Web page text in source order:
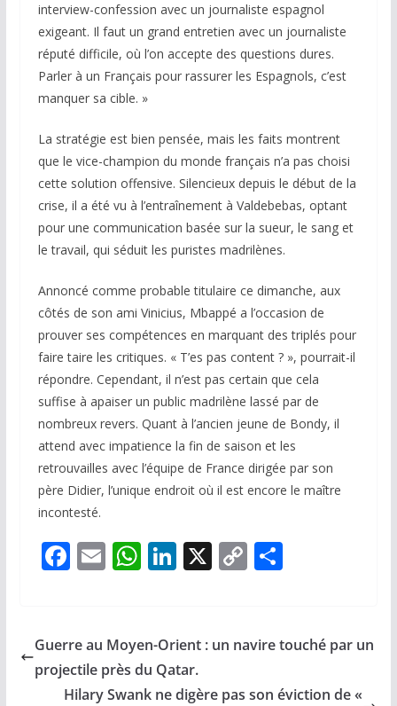
interview-confession avec un journaliste espagnol
exigeant. Il faut un grand entretien avec un journaliste
réputé difficile, où l’on accepte des questions dures.
Parler à un Français pour rassurer les Espagnols, c’est
manquer sa cible. »
La stratégie est bien pensée, mais les faits montrent
que le vice-champion du monde français n’a pas choisi
cette solution offensive. Silencieux depuis le début de la
crise, il a été vu à l’entraînement à Valdebebas, optant
pour une communication basée sur la sueur, le sang et
le travail, qui séduit les puristes madrilènes.
Annoncé comme probable titulaire ce dimanche, aux
côtés de son ami Vinicius, Mbappé a l’occasion de
prouver ses compétences en marquant des triplés pour
faire taire les critiques. « T’es pas content ? », pourrait-il
répondre. Cependant, il n’est pas certain que cela
suffise à apaiser un public madrilène lassé par de
nombreux revers. Quant à l’ancien jeune de Bondy, il
attend avec impatience la fin de saison et les
retrouvailles avec l’équipe de France dirigée par son
père Didier, l’unique endroit où il est encore le maître
incontesté.
F
b
o
o
E
l
W
s
A
p
Li
e
dI
n
X C
y
n
P
g
Guerre au Moyen-Orient : un navire touché par un
projectile près du Qatar.
Hilary Swank ne digère pas son éviction de «